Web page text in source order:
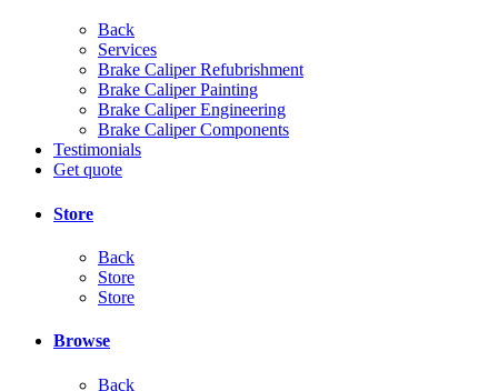
Back
Services
Brake Caliper Refubrishment
Brake Caliper Painting
Brake Caliper Engineering
Brake Caliper Components
Testimonials
Get quote
Store
Back
Store
Store
Browse
Back